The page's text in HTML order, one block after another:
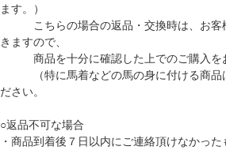
ます。）
こちらの場合の返品・交換時は、お客
きますので、
商品を十分に確認した上でのご購入をお
（特に馬着などの馬の身に付ける商品は
ださい。
○返品不可な場合
・商品到着後７日以内にご連絡頂けなかった